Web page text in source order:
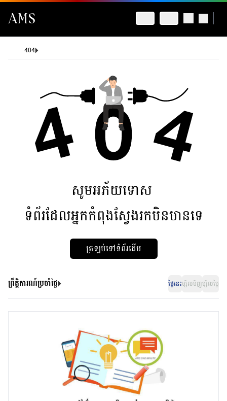
404
សូមអភ័យទោស
ទំព័រដែលអ្នកកំពុងស្វែងរកមិនមានទេ
ត្រឡប់ទៅទំព័រដើម
ព្រឹត្តិការណ៍ប្រចាំថ្ងៃ ថ្ងៃនេះម្សិលមិញម្សិលម្ងៃ